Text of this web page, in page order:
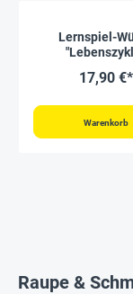
Lernspiel-
tlg.
17,90 €*
Warenkorb
Raupe &